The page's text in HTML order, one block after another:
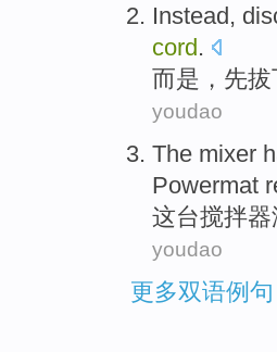
Instead,
cord.
而是 ，先
youdao
The mixer
Powermat
这台搅拌器
youdao
更多双语例句